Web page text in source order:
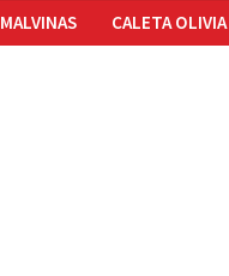
MALVINAS CALETA OLIVIA